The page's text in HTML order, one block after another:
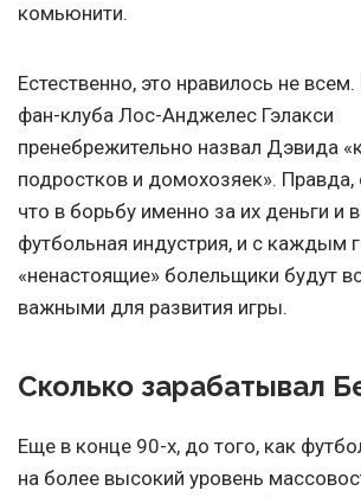
комьюнити.
Естественно, это нравилось не
фан-клуба Лос-Анджелес Гэлакси
пренебрежительно назвал Дэвида
подростков и домохозяек». Правда,
что в борьбу именно за их деньги и
футбольная индустрия, и с каждым
«ненастоящие» болельщики будут
важными для развития игры.
Сколько зарабатывал
Еще в конце 90-х, до того, как
на более высокий уровень